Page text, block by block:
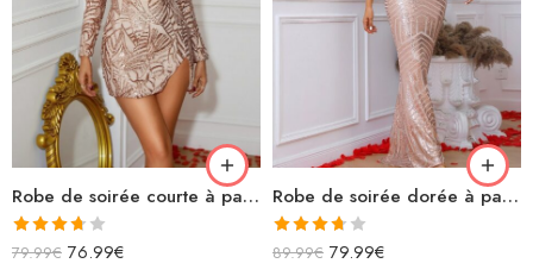
Robe de soirée courte à paillettes découpe manches longues blanche et dorée
Note
79.99€ 76.99€
Robe de soirée dorée à paillettes asymétrique sans manches longue sirène
Note
89.99€ 79.99€